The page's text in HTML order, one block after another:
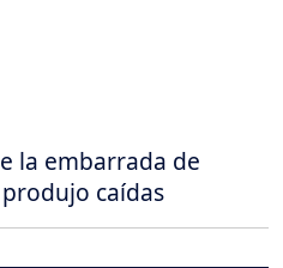
la embarrada de
caídas